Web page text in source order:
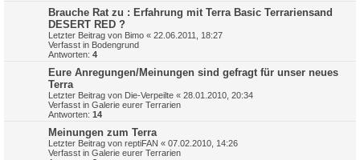
Brauche Rat zu : Erfahrung mit Terra Basic Terrariensand
DESERT RED ?
Letzter Beitrag von Bimo « 22.06.2011, 18:27
Verfasst in Bodengrund
Antworten: 4
Eure Anregungen/Meinungen sind gefragt für unser neues
Terra
Letzter Beitrag von Die-Verpeilte « 28.01.2010, 20:34
Verfasst in Galerie eurer Terrarien
Antworten: 14
Meinungen zum Terra
Letzter Beitrag von reptiFAN « 07.02.2010, 14:26
Verfasst in Galerie eurer Terrarien